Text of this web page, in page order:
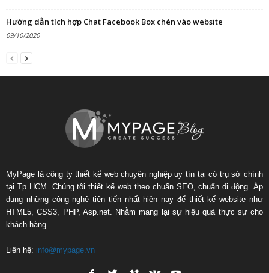
Hướng dẫn tích hợp Chat Facebook Box chèn vào website
09/10/2020
MyPage là công ty thiết kế web chuyên nghiệp uy tín tại có trụ sở chính
tại Tp HCM. Chúng tôi thiết kế web theo chuẩn SEO, chuẩn di động. Áp
dụng những công nghệ tiên tiến nhất hiện nay để thiết kế website như
HTML5, CSS3, PHP, Asp.net. Nhằm mang lại sự hiệu quả thực sự cho
khách hàng.
Liên hệ: info@mypage.vn